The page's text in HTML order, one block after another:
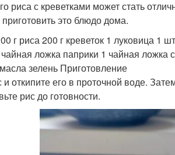
риса с креветками может стать
это блюдо дома.
г риса 200 г креветок 1 луковица 1
ложка паприки 1 чайная
зелень Приготовление
откипите его в проточной воде.
рис до готовности.